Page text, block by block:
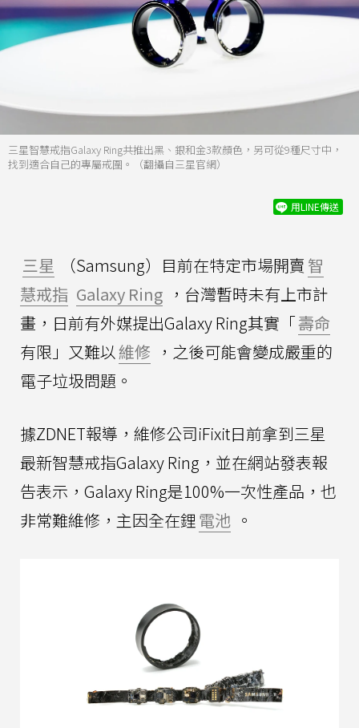
三星智慧戒指Galaxy Ring共推出黑、銀和金3款顏色，另可從9種尺寸中，
找到適合自己的專屬戒圍。（翻攝自三星官網）
用LINE傳送
三星 （Samsung）目前在特定市場開賣 智
慧戒指 Galaxy Ring ，台灣暫時未有上市計
畫，日前有外媒提出Galaxy Ring其實「壽命
有限」又難以維修 ，之後可能會變成嚴重的
電子垃圾問題。
據ZDNET報導，維修公司iFixit日前拿到三星
最新智慧戒指Galaxy Ring，並在網站發表報
告表示，Galaxy Ring是100%一次性產品，也
非常難維修，主因全在鋰電池 。